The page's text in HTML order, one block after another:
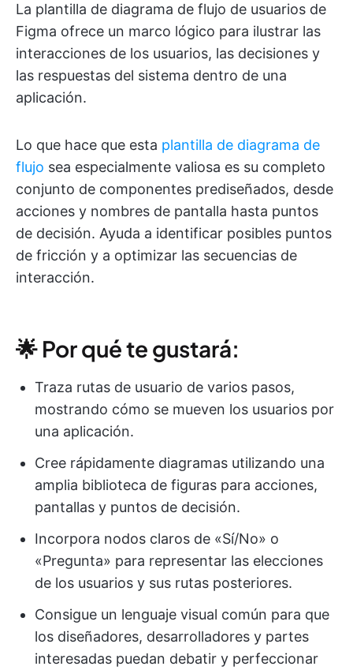
La plantilla de diagrama de flujo de usuarios de
Figma ofrece un marco lógico para ilustrar las
interacciones de los usuarios, las decisiones y
las respuestas del sistema dentro de una
aplicación.
Lo que hace que esta plantilla de diagrama de
flujo sea especialmente valiosa es su completo
conjunto de componentes prediseñados, desde
acciones y nombres de pantalla hasta puntos
de decisión. Ayuda a identificar posibles puntos
de fricción y a optimizar las secuencias de
interacción.
🌟 Por qué te gustará:
Traza rutas de usuario de varios pasos,
mostrando cómo se mueven los usuarios por
una aplicación.
Cree rápidamente diagramas utilizando una
amplia biblioteca de figuras para acciones,
pantallas y puntos de decisión.
Incorpora nodos claros de «Sí/No» o
«Pregunta» para representar las elecciones
de los usuarios y sus rutas posteriores.
Consigue un lenguaje visual común para que
los diseñadores, desarrolladores y partes
interesadas puedan debatir y perfeccionar